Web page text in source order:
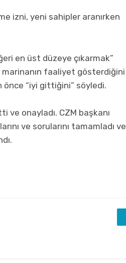
izni, yeni sahipler aranırken
en üst düzeye çıkarmak”
faaliyet gösterdiğini
önce “iyi gittiğini” söyledi.
ve onayladı. CZM başkanı
ve sorularını tamamladı ve